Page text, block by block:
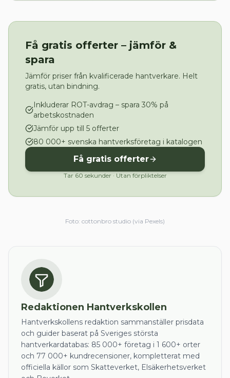
Få gratis offerter – jämför &
spara
Jämför priser från kvalificerade hantverkare. Helt
gratis, utan bindning.
Inkluderar ROT-avdrag – spara 30% på
arbetskostnaden
Jämför upp till 5 offerter
80 000+ svenska hantverksföretag i katalogen
Få gratis offerter
Tar 60 sekunder · Utan förpliktelser
Foto: cottonbro studio (via Pexels)
Redaktionen Hantverkskollen
Hantverkskollens redaktion sammanställer prisdata
och guider baserat på Sveriges största
hantverkardatabas: 85 000+ företag i 1 600+ orter
och 77 000+ kundrecensioner, kompletterat med
officiella källor som Skatteverket, Elsäkerhetsverket